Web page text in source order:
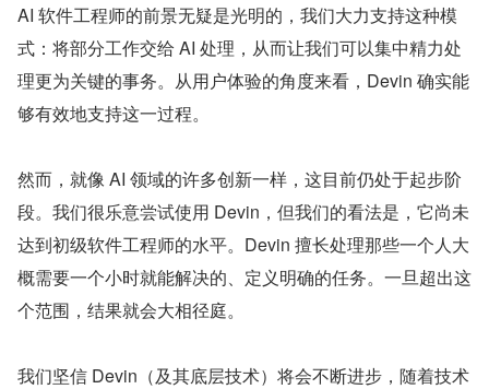
AI 软件工程师的前景无疑是光明的，我们大力支持这种模
式：将部分工作交给 AI 处理，从而让我们可以集中精力处
理更为关键的事务。从用户体验的角度来看，Devin 确实能
够有效地支持这一过程。
然而，就像 AI 领域的许多创新一样，这目前仍处于起步阶
段。我们很乐意尝试使用 Devin，但我们的看法是，它尚未
达到初级软件工程师的水平。Devin 擅长处理那些一个人大
概需要一个小时就能解决的、定义明确的任务。一旦超出这
个范围，结果就会大相径庭。
我们坚信 Devin（及其底层技术）将会不断进步，随着技术